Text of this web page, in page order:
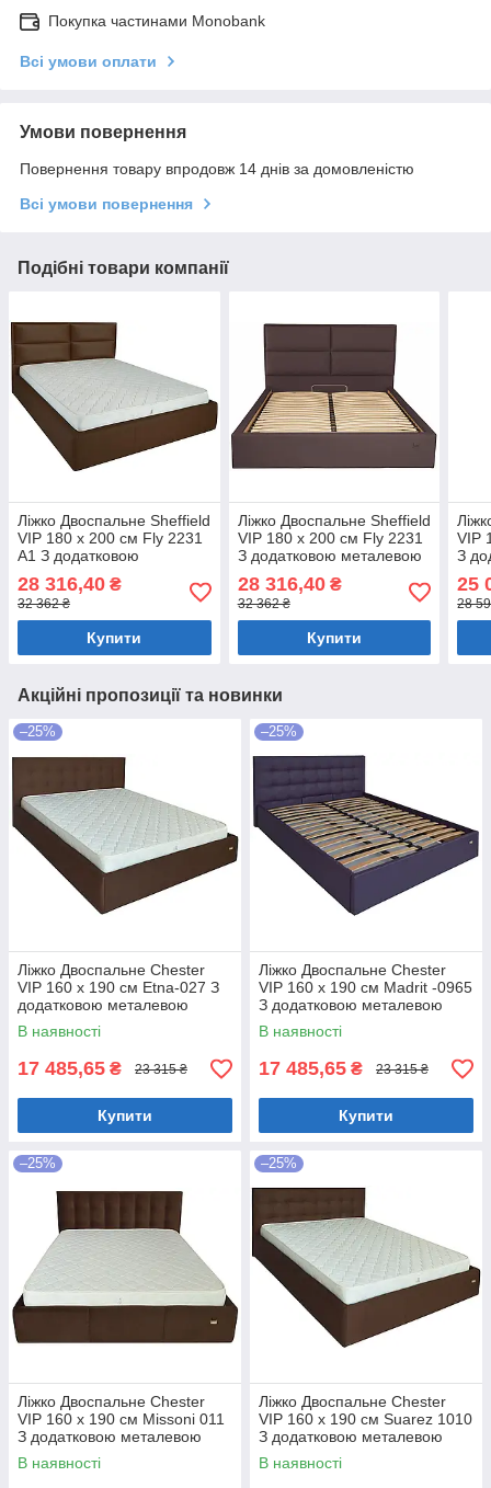
Покупка частинами Monobank
Всі умови оплати
Умови повернення
Повернення товару впродовж 14 днів за домовленістю
Всі умови повернення
Подібні товари компанії
Ліжко Двоспальне Sheffield
VIP 180 х 200 см Fly 2231
A1 З додатковою
металевою цільнозварною
рамою Темно-коричневий
28 316,40 ₴
32 362 ₴
Купити
Ліжко Двоспальне Sheffield
VIP 180 х 200 см Fly 2231
З додатковою металевою
цільнозварною рамою
Темно-коричневий
28 316,40₴
32 362 ₴
Купити
VIP
З
25
28
Акційні пропозиції та новинки
–25%
Ліжко Двоспальне Chester
VIP 160 х 190 см Etna-027 З
додатковою металевою
цільнозварною рамою
Коричневий
В наявності
17 485,65 ₴ 23 315 ₴
Купити
–25%
Ліжко Двоспальне Chester
VIP 160 х 190 см Madrit -0965
З додатковою металевою
цільнозварною рамою
Фіолетовий
В наявності
17 485,65 ₴ 23 315 ₴
Купити
–25%
Ліжко Двоспальне Chester
VIP 160 х 190 см Missoni 011
З додатковою металевою
цільнозварною рамою
Темно-коричневий
В наявності
–25%
Ліжко Двоспальне Chester
VIP 160 х 190 см Suarez 1010
З додатковою металевою
цільнозварною рамою
Коричневий
В наявності